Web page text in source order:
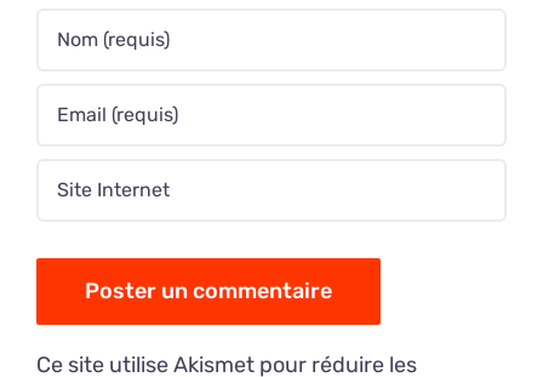
Ce site utilise Akismet pour réduire les